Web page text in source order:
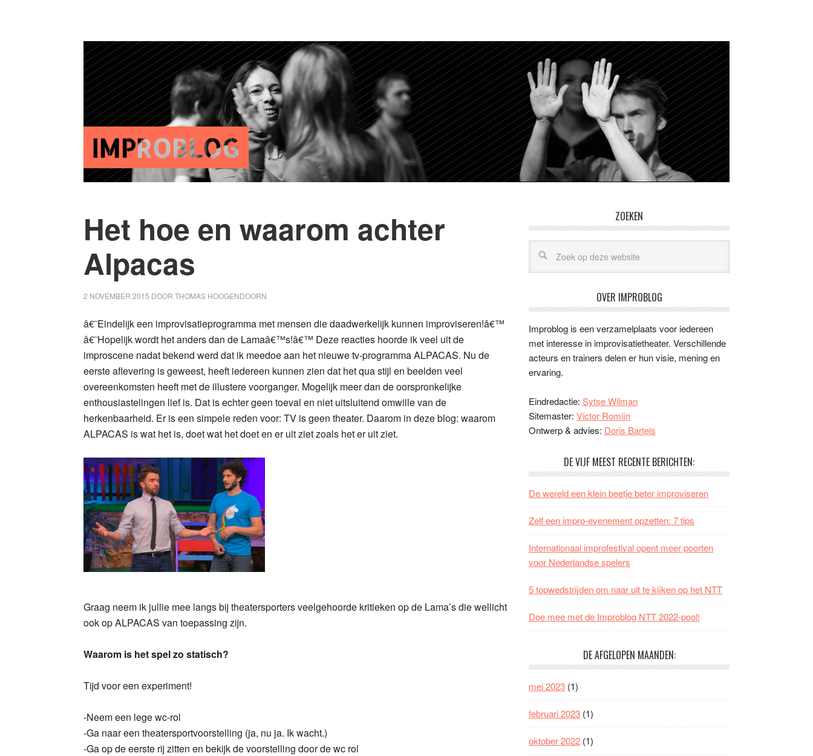
Het hoe en waarom achter
Alpacas
2 NOVEMBER 2015 DOOR THOMAS HOOGENDOORN
â€˜Eindelijk een improvisatieprogramma met mensen die daadwerkelijk kunnen improviseren!â€™
â€˜Hopelijk wordt het anders dan de Lamaâ€™s!â€™ Deze reacties hoorde ik veel uit de
improscene nadat bekend werd dat ik meedoe aan het nieuwe tv-programma ALPACAS. Nu de
eerste aflevering is geweest, heeft iedereen kunnen zien dat het qua stijl en beelden veel
overeenkomsten heeft met de illustere voorganger. Mogelijk meer dan de oorspronkelijke
enthousiastelingen lief is. Dat is echter geen toeval en niet uitsluitend omwille van de
herkenbaarheid. Er is een simpele reden voor: TV is geen theater. Daarom in deze blog: waarom
ALPACAS is wat het is, doet wat het doet en er uit ziet zoals het er uit ziet.
Graag neem ik jullie mee langs bij theatersporters veelgehoorde kritieken op de Lama’s die wellicht
ook op ALPACAS van toepassing zijn.
Waarom is het spel zo statisch?
Tijd voor een experiment!
-Neem een lege wc-rol
-Ga naar een theatersportvoorstelling (ja, nu ja. Ik wacht.)
-Ga op de eerste rij zitten en bekijk de voorstelling door de wc rol
ZOEKEN
OVER IMPROBLOG
Improblog is een verzamelplaats voor iedereen
met interesse in improvisatietheater. Verschillende
acteurs en trainers delen er hun visie, mening en
ervaring.
Eindredactie: Sytse Wilman
Sitemaster: Victor Romijn
Ontwerp & advies: Doris Bartels
DE VIJF MEEST RECENTE BERICHTEN:
De wereld een klein beetje beter improviseren
Zelf een impro-evenement opzetten: 7 tips
Internationaal improfestival opent meer poorten
voor Nederlandse spelers
5 topwedstrijden om naar uit te kijken op het NTT
Doe mee met de Improblog NTT 2022-pool!
DE AFGELOPEN MAANDEN:
mei 2023 (1)
februari 2023 (1)
oktober 2022 (1)